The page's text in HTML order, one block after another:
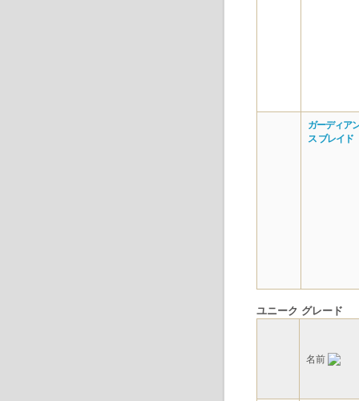
ガーディア
ス ブレイド
ユニーク グレード
名前